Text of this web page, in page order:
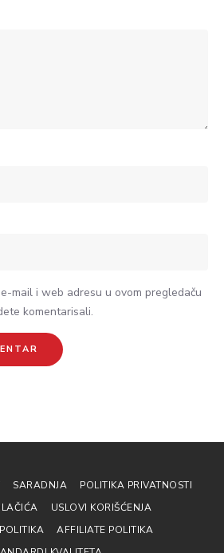
mail i web adresu u ovom pregledaču
komentarisali.
SARADNJA
POLITIKA PRIVATNOSTI
USLOVI KORIŠĆENJA
AFFILIATE POLITIKA